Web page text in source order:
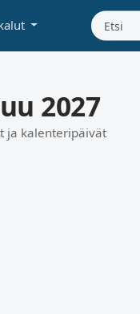
2027
ja kalenteripäivät